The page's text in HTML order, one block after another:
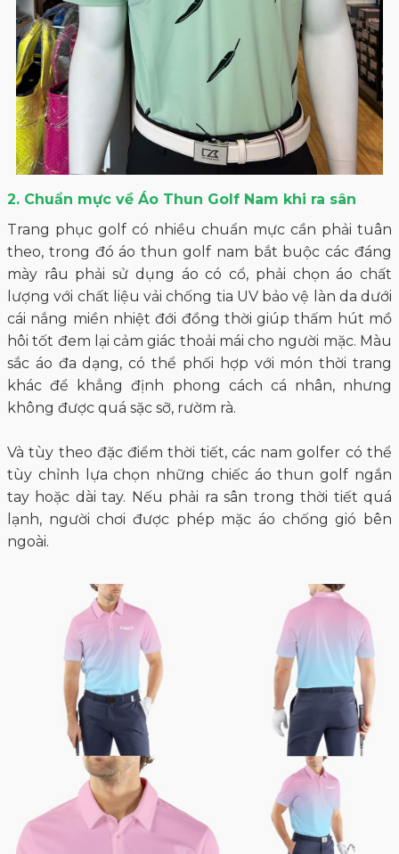
2. Chuẩn mực về Áo Thun Golf Nam khi ra sân
Trang phục golf có nhiều chuẩn mực cần phải tuân
theo, trong đó áo thun golf nam bắt buộc các đáng
mày râu phải sử dụng áo có cổ, phải chọn áo chất
lượng với chất liệu vải chống tia UV bảo vệ làn da dưới
cái nắng miền nhiệt đới đồng thời giúp thấm hút mồ
hôi tốt đem lại cảm giác thoải mái cho người mặc. Màu
sắc áo đa dạng, có thể phối hợp với món thời trang
khác để khẳng định phong cách cá nhân, nhưng
không được quá sặc sỡ, rườm rà.
Và tùy theo đặc điểm thời tiết, các nam golfer có thể
tùy chỉnh lựa chọn những chiếc áo thun golf ngắn
tay hoặc dài tay. Nếu phải ra sân trong thời tiết quá
lạnh, người chơi được phép mặc áo chống gió bên
ngoài.